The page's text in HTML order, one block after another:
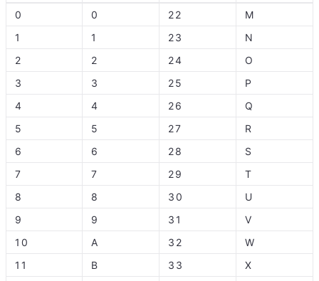
0
0 22
M
1
1 23
N
2
2 24
O
3
3 25
P
4
4 26
Q
5
5 27
R
6
6 28
S
7
7 29
T
8
8 30
U
9
9 31
V
10
A 32
W
11
B 33
X